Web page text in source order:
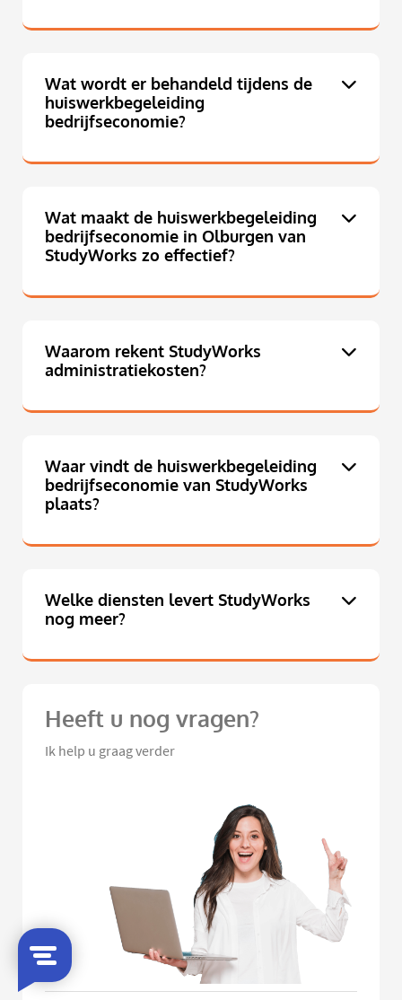
Wat wordt er behandeld tijdens de
huiswerkbegeleiding
bedrijfseconomie?
Wat maakt de huiswerkbegeleiding
bedrijfseconomie in Olburgen van
StudyWorks zo effectief?
Waarom rekent StudyWorks
administratiekosten?
Waar vindt de huiswerkbegeleiding
bedrijfseconomie van StudyWorks
plaats?
Welke diensten levert StudyWorks
nog meer?
Heeft u nog vragen?
Ik help u graag verder